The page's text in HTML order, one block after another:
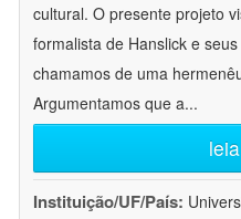
cultural. O presente projeto
formalista de Hanslick e
chamamos de uma
Argumentamos que a...
Instituição/UF/País: